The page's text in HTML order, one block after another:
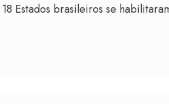
Estados brasileiros se